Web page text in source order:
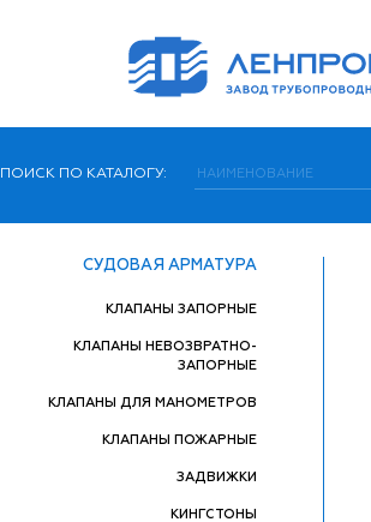
ПОИСК ПО КАТАЛОГУ:
СУДОВАЯ АРМАТУРА
КЛАПАНЫ ЗАПОРНЫЕ
КЛАПАНЫ НЕВОЗВРАТНО-
ЗАПОРНЫЕ
КЛАПАНЫ ДЛЯ МАНОМЕТРОВ
КЛАПАНЫ ПОЖАРНЫЕ
ЗАДВИЖКИ
КИНГСТОНЫ